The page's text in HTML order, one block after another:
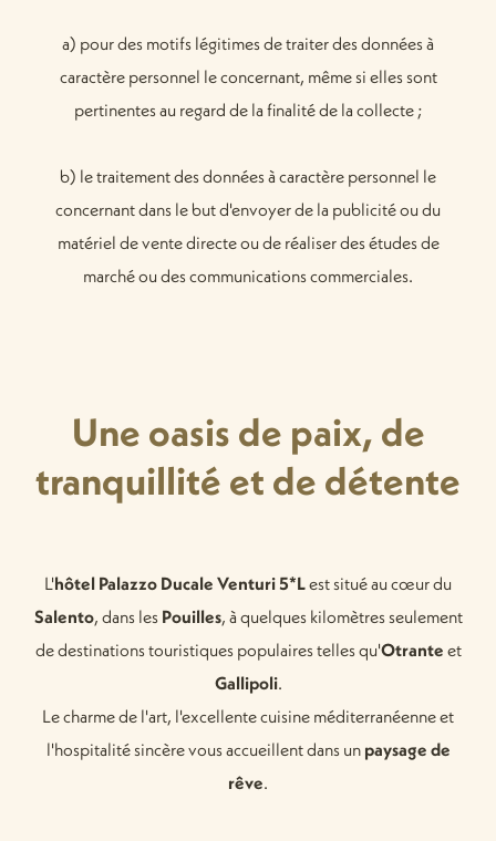
a) pour des motifs légitimes de traiter des données à
caractère personnel le concernant, même si elles sont
pertinentes au regard de la finalité de la collecte ;
b) le traitement des données à caractère personnel le
concernant dans le but d'envoyer de la publicité ou du
matériel de vente directe ou de réaliser des études de
marché ou des communications commerciales.
Une oasis de paix, de
tranquillité et de détente
L'hôtel Palazzo Ducale Venturi 5*Lest situé au cœur du
Salento, dans les Pouilles, à quelques kilomètres seulement
de destinations touristiques populaires telles qu'Otrante et
Gallipoli.
Le charme de l'art, l'excellente cuisine méditerranéenne et
l'hospitalité sincère vous accueillent dans un paysage de
rêve.